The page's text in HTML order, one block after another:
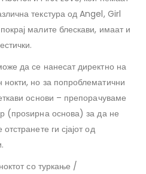
текстура од Angel, Girl
малите блескави, имаат и
да се нанесат директно на
но за попроблематични
основи – препорачуваме
(проѕирна основа) за да не
ги сјајот од
со туркање /